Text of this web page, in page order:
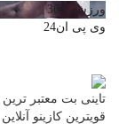
ورزشی
368
وی پی ان24
تاینی بت معتبر
قویترین کازینو